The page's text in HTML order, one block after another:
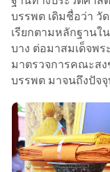
บรรพต เดิมชื่อว่า วั
เรียกตามหลักฐานใ
บาง ต่อมาสมเด็จพ
มาตรวจการคณะสง
บรรพต มาจนถึงปัจ